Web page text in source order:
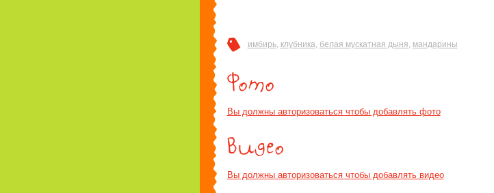
имбирь, клубника, белая мускатная дыня, мандарины
Вы должны авторизоваться чтобы добавлять фото
Вы должны авторизоваться чтобы добавлять видео